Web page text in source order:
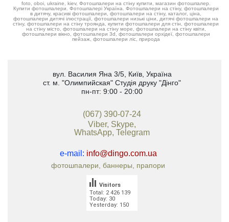
foto, oboi, ukraine, kiev, Фотошпалери на стіну купити, магазин фотошпалер.
Купити фотошпалери. Фотошпалері Україна. Фотошпалери на стіну, фотошпалери
в дитячу, красиві фотошпалери, фотошпалери на стіну, каталог, ціна,
фотошпалери дитячі ілюстрації, фотошпалери низькі ціни, дитячі фотошпалери на
стіну, фотошпалери на стіну троянда, купити фотошпалери для стін, фотошпалери
на стіну місто, фотошпалери на стіну море, фотошпалери на стіну квіти,
фотошпалери вікно, фотошпалери 3d, фотошпалери орхідеї, фотошпалери
пейзаж, фотошпалери ліс, природа
вул. Василия Яна 3/5, Київ, Україна
ст. м. "Олимпийская" Студія друку "Дінго"
пн-пт: 9:00 - 20:00
(067) 390-07-24
Viber, Skype,
WhatsApp, Telegram
e-mail: info@dingo.com.ua
фотошпалери, баннеры, прапори
Total: 2 426 139
Today: 30
Yesterday: 150
Visitors